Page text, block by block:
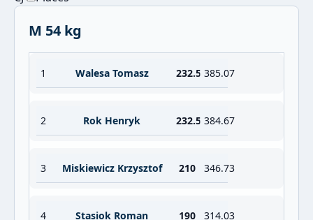
M 54 kg
1 Walesa Tomasz 232.5 385.07
2 Rok Henryk 232.5 384.67
3 Miskiewicz Krzysztof 210 346.73
4 Stasiok Roman 190 314.03